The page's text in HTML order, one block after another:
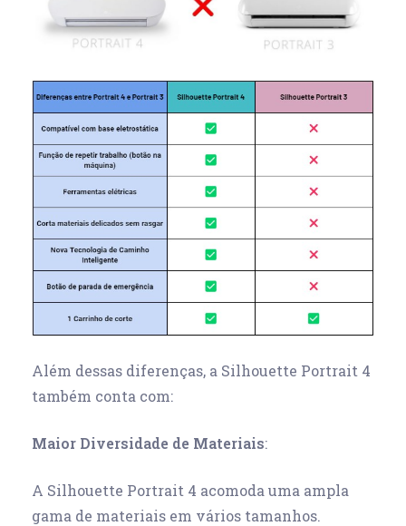
Além dessas diferenças, a Silhouette Portrait 4
também conta com:
Maior Diversidade de Materiais:
A Silhouette Portrait 4 acomoda uma ampla
gama de materiais em vários tamanhos.